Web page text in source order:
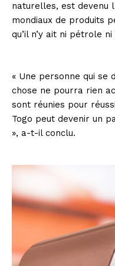
naturelles, est devenu
mondiaux de produits
qu’il n’y ait ni pétrole
« Une personne qui se
chose ne pourra rien
sont réunies pour
Togo peut devenir un
», a-t-il conclu.